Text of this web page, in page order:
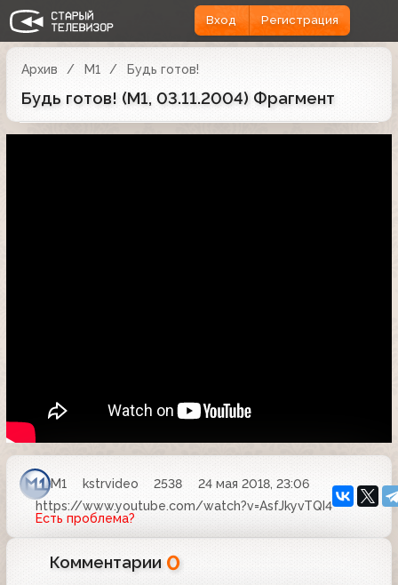
Вход Регистрация
Архив М1 Будь готов!
Будь готов! (М1, 03.11.2004) Фрагмент
М1 kstrvideo 2538
24 мая 2018, 23:06
https://www.youtube.com/watch?v=AsfJkyvTQI4
Есть проблема?
Комментарии 0